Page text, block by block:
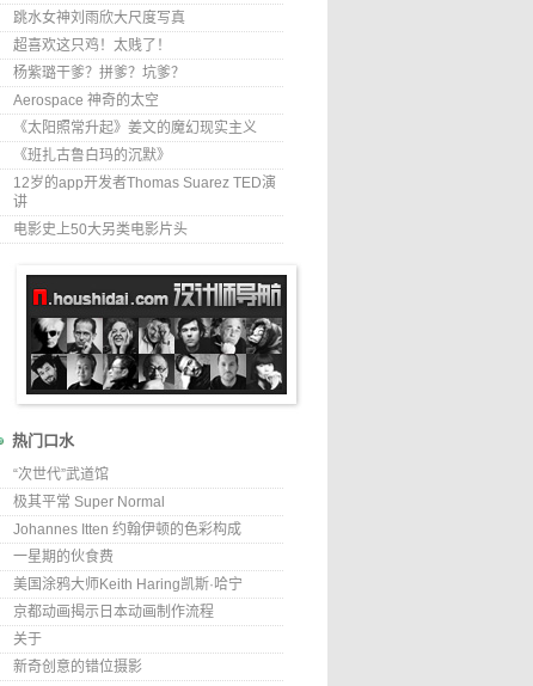
跳水女神刘雨欣大尺度写真
超喜欢这只鸡！太贱了！
杨紫璐干爹？拼爹？坑爹？
Aerospace 神奇的太空
《太阳照常升起》姜文的魔幻现实主义
《班扎古鲁白玛的沉默》
12岁的app开发者Thomas Suarez TED演
讲
电影史上50大另类电影片头
热门口水
“次世代”武道馆
极其平常 Super Normal
Johannes Itten 约翰伊顿的色彩构成
一星期的伙食费
美国涂鸦大师Keith Haring凯斯·哈宁
京都动画揭示日本动画制作流程
关于
新奇创意的错位摄影